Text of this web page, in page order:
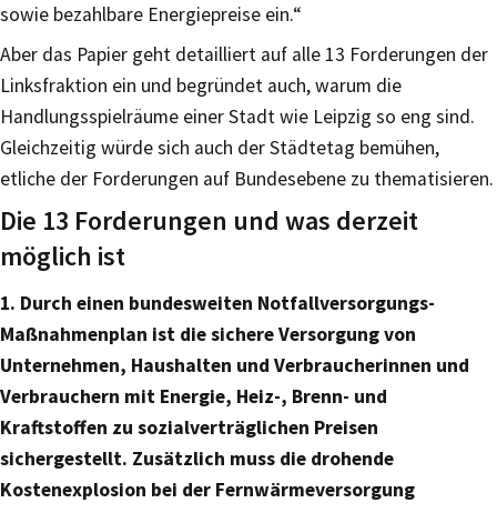
sowie bezahlbare Energiepreise ein.“
Aber das Papier geht detailliert auf alle 13 Forderungen der
Linksfraktion ein und begründet auch, warum die
Handlungsspielräume einer Stadt wie Leipzig so eng sind.
Gleichzeitig würde sich auch der Städtetag bemühen,
etliche der Forderungen auf Bundesebene zu thematisieren.
Die 13 Forderungen und was derzeit
möglich ist
1. Durch einen bundesweiten Notfallversorgungs-
Maßnahmenplan ist die sichere Versorgung von
Unternehmen, Haushalten und Verbraucherinnen und
Verbrauchern mit Energie, Heiz-, Brenn- und
Kraftstoffen zu sozialverträglichen Preisen
sichergestellt. Zusätzlich muss die drohende
Kostenexplosion bei der Fernwärmeversorgung